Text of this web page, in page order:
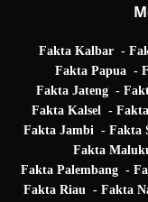
Fakta Kalbar
Fakta Papua
Fakta Jateng
Fakta Kalsel
Fakta Jambi
Fakta
Fakta
Fakta Palembang
Fakta Riau
Fakta